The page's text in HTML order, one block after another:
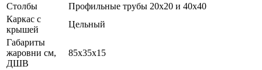
Столбы
Профильные трубы 20х20 и 40х40
Каркас с
крышей
Цельный
Габариты
жаровни см,
ДШВ
85x35x15